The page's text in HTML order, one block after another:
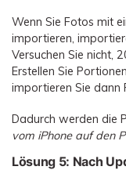
Wenn Sie Fotos mit
importieren,
Versuchen Sie nicht,
Erstellen Sie
importieren Sie dann
Dadurch werden die
vom iPhone auf den
Lösung 5: Nach